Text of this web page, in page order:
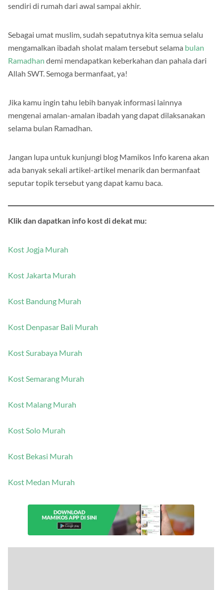
sendiri di rumah dari awal sampai akhir.
Sebagai umat muslim, sudah sepatutnya kita semua selalu
mengamalkan ibadah sholat malam tersebut selama bulan
Ramadhan demi mendapatkan keberkahan dan pahala dari
Allah SWT. Semoga bermanfaat, ya!
Jika kamu ingin tahu lebih banyak informasi lainnya
mengenai amalan-amalan ibadah yang dapat dilaksanakan
selama bulan Ramadhan.
Jangan lupa untuk kunjungi blog Mamikos Info karena akan
ada banyak sekali artikel-artikel menarik dan bermanfaat
seputar topik tersebut yang dapat kamu baca.
Klik dan dapatkan info kost di dekat mu:
Kost Jogja Murah
Kost Jakarta Murah
Kost Bandung Murah
Kost Denpasar Bali Murah
Kost Surabaya Murah
Kost Semarang Murah
Kost Malang Murah
Kost Solo Murah
Kost Bekasi Murah
Kost Medan Murah